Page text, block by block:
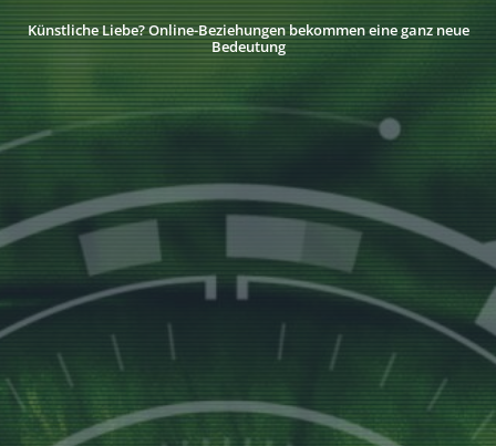
Künstliche Liebe? Online-Beziehungen bekommen eine ganz neue
Bedeutung